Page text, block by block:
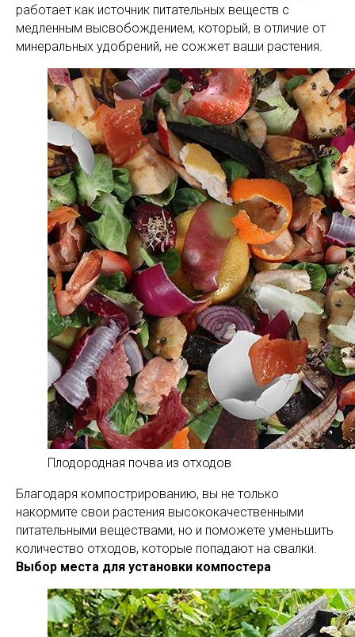
работает как источник питательных веществ с
медленным высвобождением, который, в отличие от
минеральных удобрений, не сожжет ваши растения.
Плодородная почва из отходов
Благодаря компострированию, вы не только
накормите свои растения высококачественными
питательными веществами, но и поможете уменьшить
количество отходов, которые попадают на свалки.
Выбор места для установки компостера